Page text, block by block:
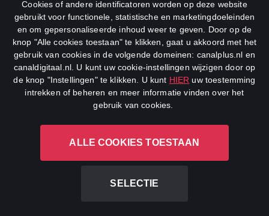
Cookies of andere identificatoren worden op deze website
gebruikt voor functionele, statistische en marketingdoeleinden
en om gepersonaliseerde inhoud weer te geven. Door op de
knop "Alle cookies toestaan" te klikken, gaat u akkoord met het
gebruik van cookies in de volgende domeinen: canalplus.nl en
canaldigitaal.nl. U kunt uw cookie-instellingen wijzigen door op
de knop "Instellingen" te klikken. U kunt HIER uw toestemming
intrekken of beheren en meer informatie vinden over het
gebruik van cookies.
ALLE COOKIES TOESTAAN
SELECTIE
Veronica
DreamWorks Channel
CANAL+ Luxembourg S. à r.l., Rue Albert Borschette 4, L-1246